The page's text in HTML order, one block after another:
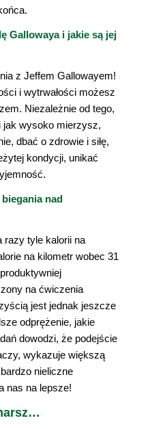
Gallowaya i jakie są jej
z Jeffem Gallowayem!
i wytrwałości możesz
Niezależnie od tego,
jak wysoko mierzysz,
dbać o zdrowie i siłę,
kondycji, unikać
nad
razy tyle kalorii na
na kilometr wobec 31
na ćwiczenia
jest jednak jeszcze
odprężenie, jakie
dowodzi, że podejście
wykazuje większą
nieliczne
nas na lepsze!